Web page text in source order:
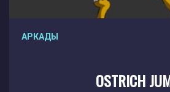
АРКАДЫ
OSTRICH